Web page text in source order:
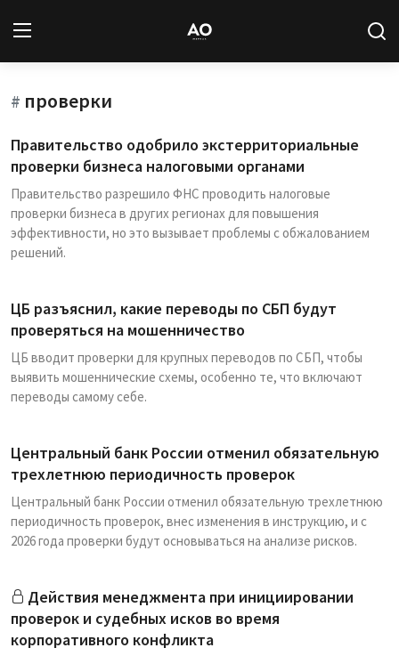
Вход
Новости
Статьи
Авторы
База знаний
Подписка
# проверки
Правительство одобрило экстерриториальные
проверки бизнеса налоговыми органами
Правительство разрешило ФНС проводить налоговые
проверки бизнеса в других регионах для повышения
эффективности, но это вызывает проблемы с обжалованием
решений.
ЦБ разъяснил, какие переводы по СБП будут
проверяться на мошенничество
ЦБ вводит проверки для крупных переводов по СБП, чтобы
выявить мошеннические схемы, особенно те, что включают
переводы самому себе.
Центральный банк России отменил обязательную
трехлетнюю периодичность проверок
Центральный банк России отменил обязательную трехлетнюю
периодичность проверок, внес изменения в инструкцию, и с
2026 года проверки будут основываться на анализе рисков.
Действия менеджмента при инициировании
проверок и судебных исков во время
корпоративного конфликта